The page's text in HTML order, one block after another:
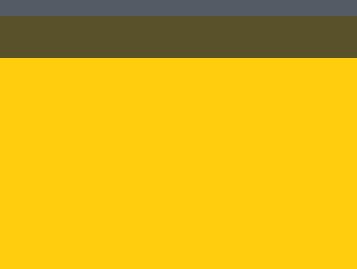
Besuchen Sie uns auf: